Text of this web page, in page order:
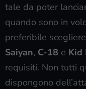
tale da poter
quando sono in
preferibile
Saiyan, C-18 e Kid
requisiti. Non tutti
dispongono